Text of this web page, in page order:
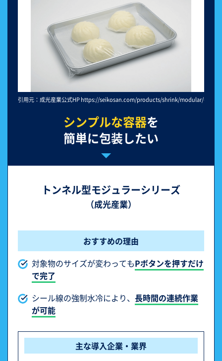
引用元：成光産業公式HP https://seikosan.com/products/shrink/modular/
シンプルな容器を
簡単に包装したい
トンネル型モジュラーシリーズ
（成光産業）
おすすめの理由
対象物のサイズが変わってもPボタンを押すだけ
で完了
シール線の強制水冷により、 長時間の連続作業
が可能
主な導入企業・業界